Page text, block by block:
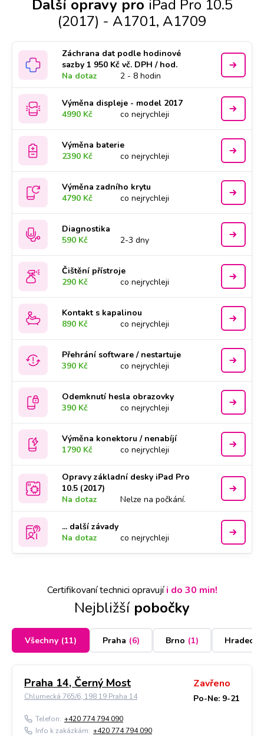
Další opravy pro iPad Pro 10.5
(2017) - A1701, A1709
Záchrana dat podle hodinové
sazby 1 950 Kč vč. DPH / hod.
Na dotaz
2 - 8 hodin
Výměna displeje - model 2017
4990 Kč
co nejrychleji
Výměna baterie
2390 Kč
co nejrychleji
Výměna zadního krytu
4790 Kč
co nejrychleji
Diagnostika
590 Kč
2-3 dny
Čištění přístroje
290 Kč
co nejrychleji
Kontakt s kapalinou
890 Kč
co nejrychleji
Přehrání software / nestartuje
390 Kč
co nejrychleji
Odemknutí hesla obrazovky
390 Kč
co nejrychleji
Výměna konektoru / nenabíjí
1790 Kč
co nejrychleji
Opravy základní desky iPad Pro
10.5 (2017)
Na dotaz
Nelze na počkání.
... další závady
Na dotaz
co nejrychleji
Certifikovaní technici opravujíi do 30 min!
Nejbližší pobočky
Všechny (11) Praha (6) Brno (1) Hradec
Praha 14, Černý Most
Chlumecká 765/6, 198 19 Praha 14
Zavřeno
Po-Ne: 9-21
Telefon: +420 774 794 090
Info k zakázkám: +420 774 794 090